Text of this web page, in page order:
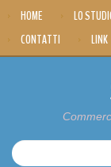
HOME LO
CONTATTI
LINK